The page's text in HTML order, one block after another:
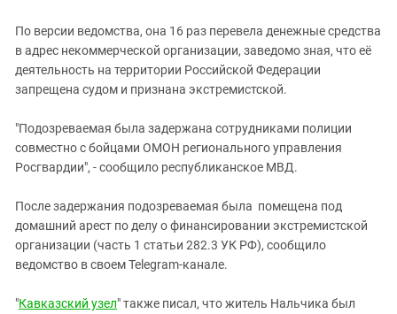
По версии ведомства, она 16 раз перевела денежные средства
в адрес некоммерческой организации, заведомо зная, что её
деятельность на территории Российской Федерации
запрещена судом и признана экстремистской.
"Подозреваемая была задержана сотрудниками полиции
совместно с бойцами ОМОН регионального управления
Росгвардии", - сообщило республиканское МВД.
После задержания подозреваемая была помещена под
домашний арест по делу о финансировании экстремистской
организации (часть 1 статьи 282.3 УК РФ), сообщило
ведомство в своем Telegram-канале.
"Кавказский узел" также писал, что житель Нальчика был